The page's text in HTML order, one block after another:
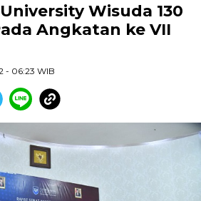
Wisuda 130
Angkatan ke VII
- 06:23 WIB